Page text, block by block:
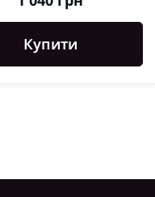
Купити